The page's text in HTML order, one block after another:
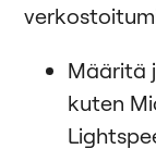
Määritä
kuten